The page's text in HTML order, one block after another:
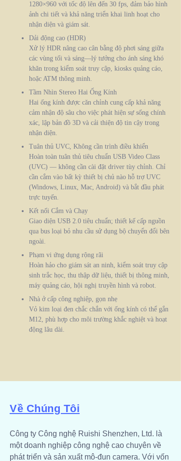
1280×960 với tốc độ lên đến 30 fps, đảm bảo hình
ảnh chi tiết và khả năng triển khai linh hoạt cho
nhận diện và giám sát.
Dải động cao (HDR)
Xử lý HDR nâng cao cân bằng độ phơi sáng giữa
các vùng tối và sáng—lý tưởng cho ánh sáng khó
khăn trong kiểm soát truy cập, kiosks quảng cáo,
hoặc ATM thông minh.
Tầm Nhìn Stereo Hai Ống Kính
Hai ống kính được căn chỉnh cung cấp khả năng
cảm nhận độ sâu cho việc phát hiện sự sống chính
xác, lập bản đồ 3D và cải thiện độ tin cậy trong
nhận diện.
Tuân thủ UVC, Không cần trình điều khiển
Hoàn toàn tuân thủ tiêu chuẩn USB Video Class
(UVC) — không cần cài đặt driver tùy chỉnh. Chỉ
cần cắm vào bất kỳ thiết bị chủ nào hỗ trợ UVC
(Windows, Linux, Mac, Android) và bắt đầu phát
trực tuyến.
Kết nối Cắm và Chạy
Giao diện USB 2.0 tiêu chuẩn; thiết kế cấp nguồn
qua bus loại bỏ nhu cầu sử dụng bộ chuyển đổi bên
ngoài.
Phạm vi ứng dụng rộng rãi
Hoàn hảo cho giám sát an ninh, kiểm soát truy cập
sinh trắc học, thu thập dữ liệu, thiết bị thông minh,
máy quảng cáo, hội nghị truyền hình và robot.
Nhà ở cấp công nghiệp, gọn nhẹ
Vỏ kim loại đen chắc chắn với ống kính có thể gắn
M12, phù hợp cho môi trường khắc nghiệt và hoạt
động lâu dài.
Về Chúng Tôi
Công ty Công nghệ Ruishi Shenzhen, Ltd. là
một doanh nghiệp công nghệ cao chuyên về
phát triển và sản xuất mô-đun camera. Với vốn